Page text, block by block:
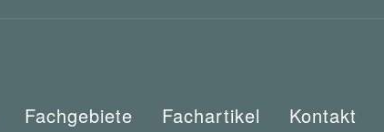
Fachgebiete Fachartikel Kontakt